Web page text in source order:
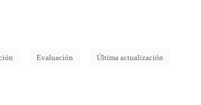
Evaluación Última actualización